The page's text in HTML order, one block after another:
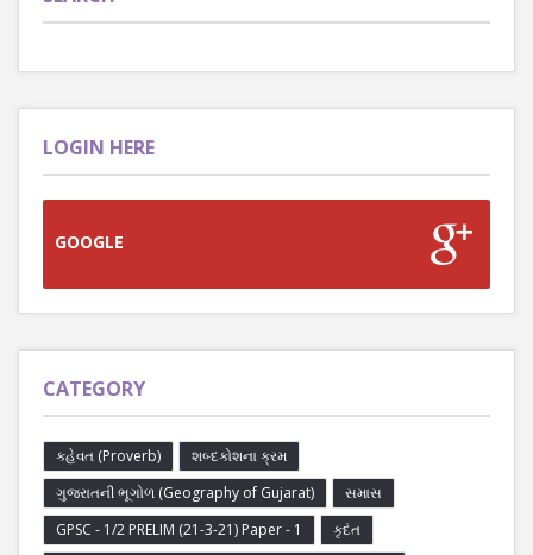
LOGIN HERE
GOOGLE
CATEGORY
કહેવત (Proverb)
શબ્દકોશના ક્રમ
ગુજરાતની ભૂગોળ (Geography of Gujarat)
સમાસ
GPSC - 1/2 PRELIM (21-3-21) Paper - 1
કૃદંત